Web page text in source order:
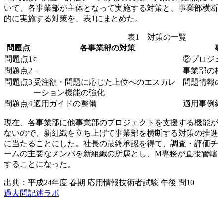
いて、各事業部が主体となって実施する対策と、事業部横断
的に実施する対策を、表1にまとめた。
表1 対策の一覧
問題点
各事業部の対策
問題点1 c
②プロジ
問題点2 －
事業部の
問題点3受注額・問題に応じた上位へのエスカレ
ーション機能の強化
問題情報
問題点4適用ガイドの整備 適用事例
現在、各事業部に他事業部のプロジェクトを支援する機能が
ないので、新組織を立ち上げて事業部を横断する対策の推進
に当たることにした。社長の最終承認を得て、調査・評価チ
ームの主要なメンバを新組織の所属とし、M専務が直接管轄
することになった。
出典：平成24年度 春期 応用情報技術者試験 午後 問10
過去問記述ラボ